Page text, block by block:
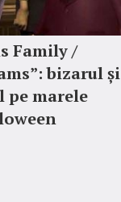
Family /
bizarul și
marele